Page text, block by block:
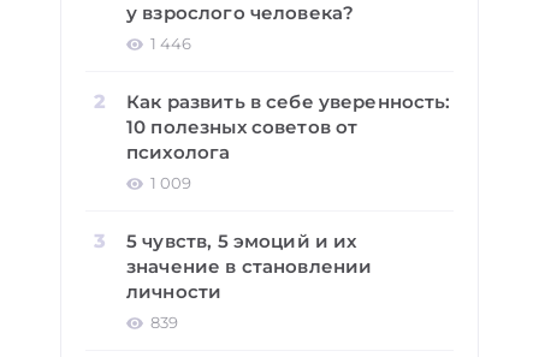
у взрослого человека?
1 446
Как развить в себе уверенность:
10 полезных советов от
психолога
1 009
5 чувств, 5 эмоций и их
значение в становлении
личности
839